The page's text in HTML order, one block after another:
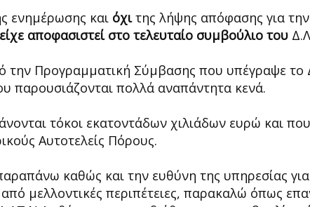
ενημέρωσης και όχιτης λήψης απόφασης για
αποφασιστεί στο τελευταίο συμβούλιο του
την Προγραμματική Σύμβασης που υπέγραψε
παρουσιάζονται πολλά αναπάντητα κενά.
τόκοι εκατοντάδων χιλιάδων ευρώ και
Αυτοτελείς Πόρους.
καθώς και την ευθύνη της υπηρεσίας
μελλοντικές περιπέτειες, παρακαλώ όπως